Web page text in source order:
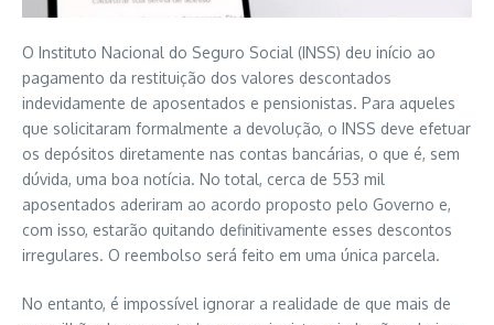
O Instituto Nacional do Seguro Social (INSS) deu início ao
pagamento da restituição dos valores descontados
indevidamente de aposentados e pensionistas. Para aqueles
que solicitaram formalmente a devolução, o INSS deve efetuar
os depósitos diretamente nas contas bancárias, o que é, sem
dúvida, uma boa notícia. No total, cerca de 553 mil
aposentados aderiram ao acordo proposto pelo Governo e,
com isso, estarão quitando definitivamente esses descontos
irregulares. O reembolso será feito em uma única parcela.
No entanto, é impossível ignorar a realidade de que mais de